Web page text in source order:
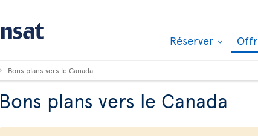
Réserver
Bons plans vers le Canada
Bons plans vers le Canada